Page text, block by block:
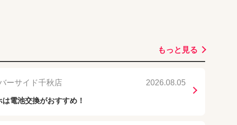
もっと見る
ーサイド千秋店 2026.08.05
電池交換がおすすめ！